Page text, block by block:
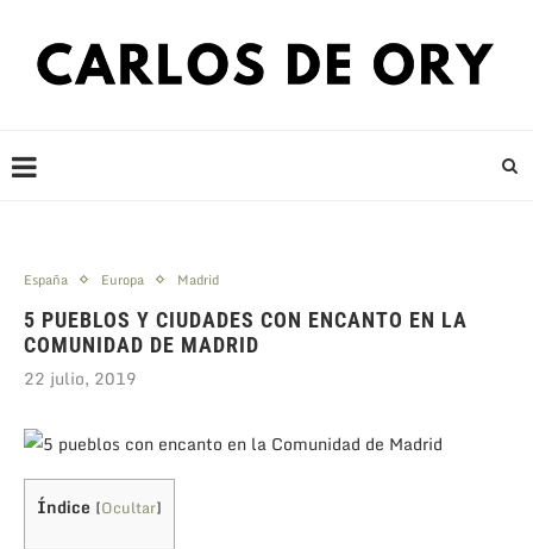
España Europa Madrid
5 PUEBLOS Y CIUDADES CON ENCANTO EN LA
COMUNIDAD DE MADRID
22 julio, 2019
Índice [Ocultar]